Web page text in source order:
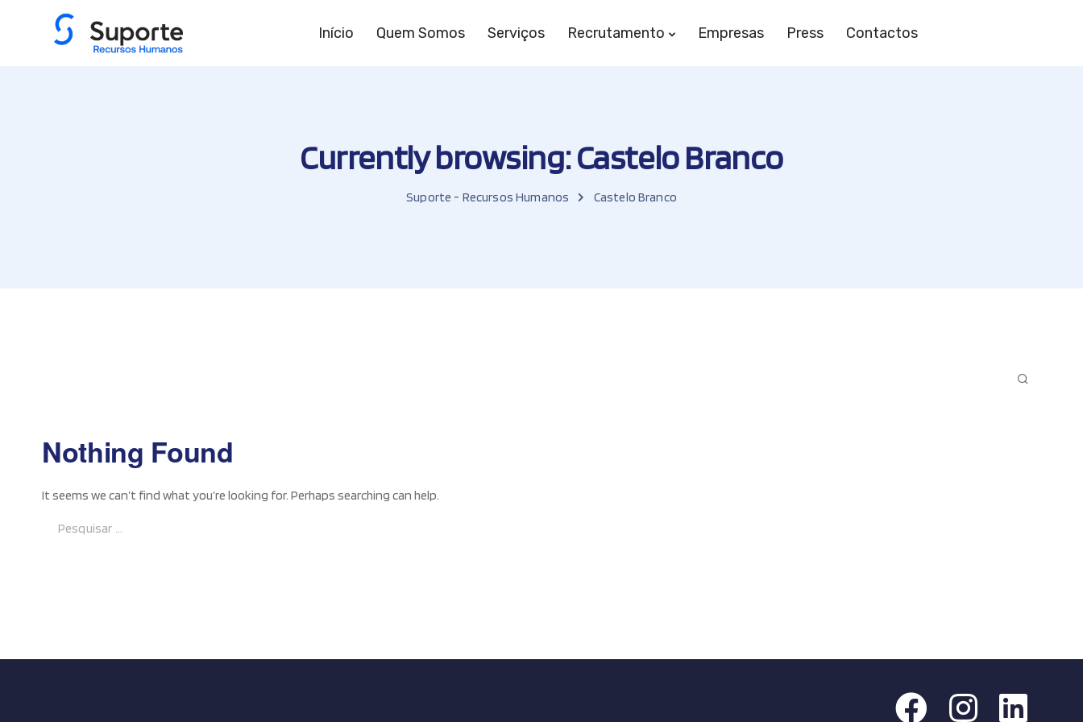
Início Quem Somos Serviços Recrutamento Empresas Press Contactos
Currently browsing: Castelo Branco
Suporte - Recursos Humanos Castelo Branco
Nothing Found
It seems we can’t find what you’re looking for. Perhaps searching can help.